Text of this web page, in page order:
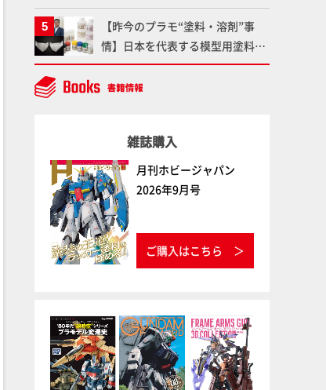
ンジ!! ラッカー塗料の定番技法を
押さえるだけでハイクオリティの
作例に!!【試し読み】
【昨今のプラモ“塗料・溶剤”事
情】日本を代表する模型用塗料
「Mr.カラー」やツールメーカー
である「GSIクレオス」が語るラ
雑誌購入
月刊ホビージャパン
2026年9月号
ご購入はこちら